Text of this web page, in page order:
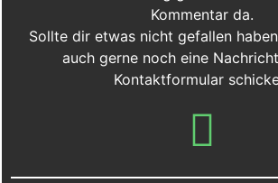
Kommentar da.
Sollte dir etwas nicht gefallen
auch gerne noch eine
Kontaktformular